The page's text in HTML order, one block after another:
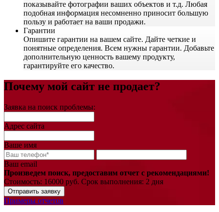
показывайте фотографии ваших объектов и т.д. Любая
подобная информация несомненно приносит большую
пользу и работает на ваши продажи.
Гарантии
Опишите гарантии на вашем сайте. Дайте четкие и
понятные определения. Всем нужны гарантии. Добавьте
дополнительную ценность вашему продукту,
гарантируйте его качество.
Почему мой сайт не продает?
Заявка на поиск проблемы:
Адрес сайта
Ваше имя
Ваш email
Произведем поиск, предоставим отчет с рекомендациями!
Стоимость: 16000 руб. Срок выполнения: 2 дня
Отправить заявку
Примеры отчетов